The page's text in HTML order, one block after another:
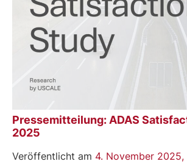
Pressemitteilung: ADAS
2025
Veröffentlicht am 4. November 2025,